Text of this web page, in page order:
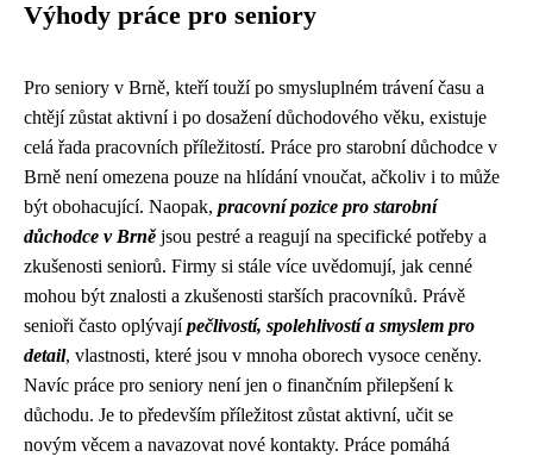
Výhody práce pro seniory
Pro seniory v Brně, kteří touží po smysluplném trávení času a
chtějí zůstat aktivní i po dosažení důchodového věku, existuje
celá řada pracovních příležitostí. Práce pro starobní důchodce v
Brně není omezena pouze na hlídání vnoučat, ačkoliv i to může
být obohacující. Naopak, pracovní pozice pro starobní
důchodce v Brnějsou pestré a reagují na specifické potřeby a
zkušenosti seniorů. Firmy si stále více uvědomují, jak cenné
mohou být znalosti a zkušenosti starších pracovníků. Právě
senioři často oplývajípečlivostí, spolehlivostí a smyslem pro
detail, vlastnosti, které jsou v mnoha oborech vysoce ceněny.
Navíc práce pro seniory není jen o finančním přilepšení k
důchodu. Je to především příležitost zůstat aktivní, učit se
novým věcem a navazovat nové kontakty. Práce pomáhá